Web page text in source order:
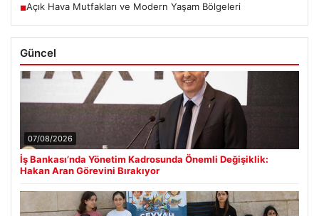
■Açık Hava Mutfakları ve Modern Yaşam Bölgeleri
Güncel
07/08/2026
İş Bankası’nda Yönetim Kadrosunda Önemli Değişiklik:
Hakan Aran Görevini Bırakıyor